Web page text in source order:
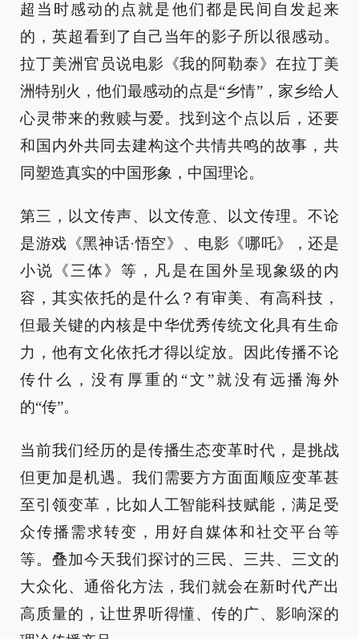
超当时感动的点就是他们都是民间自发起来
的，英超看到了自己当年的影子所以很感动。
拉丁美洲官员说电影《我的阿勒泰》在拉丁美
洲特别火，他们最感动的点是“乡情”，家乡给人
心灵带来的救赎与爱。找到这个点以后，还要
和国内外共同去建构这个共情共鸣的故事，共
同塑造真实的中国形象，中国理论。
第三，以文传声、以文传意、以文传理。不论
是游戏《黑神话·悟空》、电影《哪吒》，还是
小说《三体》等，凡是在国外呈现象级的内
容，其实依托的是什么？有审美、有高科技，
但最关键的内核是中华优秀传统文化具有生命
力，他有文化依托才得以绽放。因此传播不论
传什么，没有厚重的“文”就没有远播海外
的“传”。
当前我们经历的是传播生态变革时代，是挑战
但更加是机遇。我们需要方方面面顺应变革甚
至引领变革，比如人工智能科技赋能，满足受
众传播需求转变，用好自媒体和社交平台等
等。叠加今天我们探讨的三民、三共、三文的
大众化、通俗化方法，我们就会在新时代产出
高质量的，让世界听得懂、传的广、影响深的